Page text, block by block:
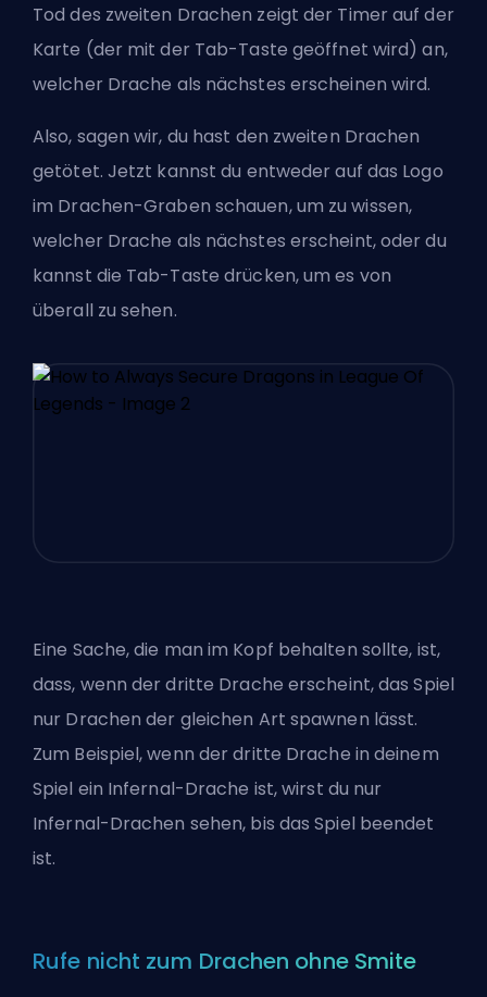
Tod des zweiten Drachen zeigt der Timer auf der
Karte (der mit der Tab-Taste geöffnet wird) an,
welcher Drache als nächstes erscheinen wird.
Also, sagen wir, du hast den zweiten Drachen
getötet. Jetzt kannst du entweder auf das Logo
im Drachen-Graben schauen, um zu wissen,
welcher Drache als nächstes erscheint, oder du
kannst die Tab-Taste drücken, um es von
überall zu sehen.
Eine Sache, die man im Kopf behalten sollte, ist,
dass, wenn der dritte Drache erscheint, das Spiel
nur Drachen der gleichen Art spawnen lässt.
Zum Beispiel, wenn der dritte Drache in deinem
Spiel ein Infernal-Drache ist, wirst du nur
Infernal-Drachen sehen, bis das Spiel beendet
ist.
Rufe nicht zum Drachen ohne Smite